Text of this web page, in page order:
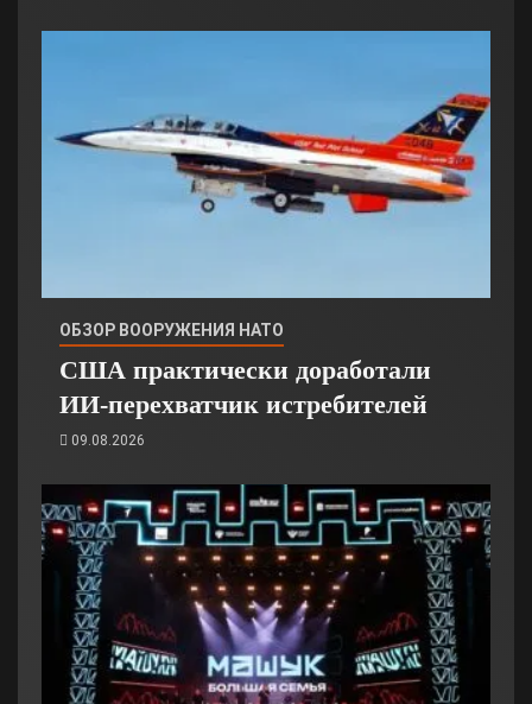
ОБЗОР ВООРУЖЕНИЯ НАТО
США практически доработали
ИИ-перехватчик истребителей
09.08.2026